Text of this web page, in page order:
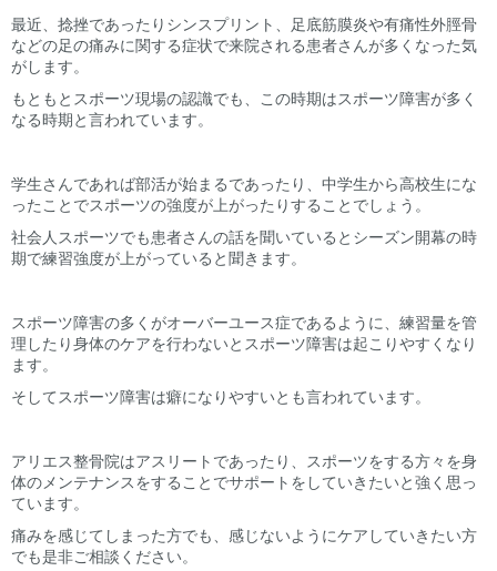
最近、捻挫であったりシンスプリント、足底筋膜炎や有痛性外脛骨
などの足の痛みに関する症状で来院される患者さんが多くなった気
がします。
もともとスポーツ現場の認識でも、この時期はスポーツ障害が多く
なる時期と言われています。
学生さんであれば部活が始まるであったり、中学生から高校生にな
ったことでスポーツの強度が上がったりすることでしょう。
社会人スポーツでも患者さんの話を聞いているとシーズン開幕の時
期で練習強度が上がっていると聞きます。
スポーツ障害の多くがオーバーユース症であるように、練習量を管
理したり身体のケアを行わないとスポーツ障害は起こりやすくなり
ます。
そしてスポーツ障害は癖になりやすいとも言われています。
アリエス整骨院はアスリートであったり、スポーツをする方々を身
体のメンテナンスをすることでサポートをしていきたいと強く思っ
ています。
痛みを感じてしまった方でも、感じないようにケアしていきたい方
でも是非ご相談ください。